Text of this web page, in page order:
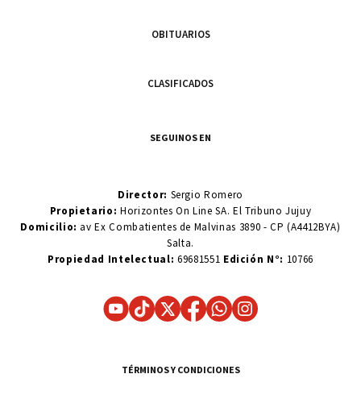
OBITUARIOS
CLASIFICADOS
SEGUINOS EN
Director: Sergio Romero
Propietario:Horizontes On Line SA. El Tribuno Jujuy
Domicilio: av Ex Combatientes de Malvinas 3890 - CP (A4412BYA)
Salta.
Propiedad Intelectual: 69681551 Edición N°: 10766
TÉRMINOS Y CONDICIONES